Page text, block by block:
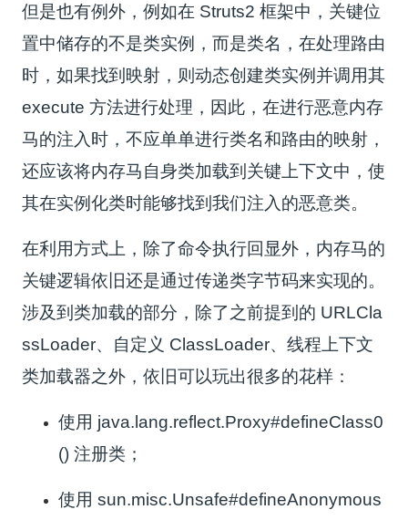
但是也有例外，例如在 Struts2 框架中，关键位
置中储存的不是类实例，而是类名，在处理路由
时，如果找到映射，则动态创建类实例并调用其
execute 方法进行处理，因此，在进行恶意内存
马的注入时，不应单单进行类名和路由的映射，
还应该将内存马自身类加载到关键上下文中，使
其在实例化类时能够找到我们注入的恶意类。
在利用方式上，除了命令执行回显外，内存马的
关键逻辑依旧还是通过传递类字节码来实现的。
涉及到类加载的部分，除了之前提到的 URLCla
ssLoader、自定义 ClassLoader、线程上下文
类加载器之外，依旧可以玩出很多的花样：
使用 java.lang.reflect.Proxy#defineClass0
() 注册类；
使用sun.misc.Unsafe#defineAnonymous